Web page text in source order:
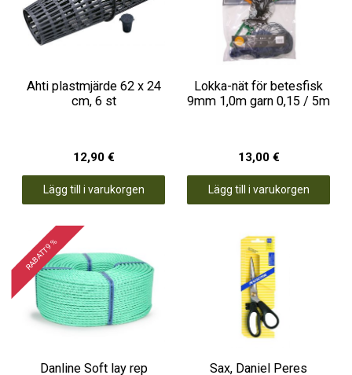
Ahti plastmjärde 62 x 24
cm, 6 st
12,90 €
Lägg till i varukorgen
Lokka-nät för betesfisk
9mm 1,0m garn 0,15 / 5m
13,00 €
Lägg till i varukorgen
RABATT 9 %
Danline Soft lay rep
Sax, Daniel Peres